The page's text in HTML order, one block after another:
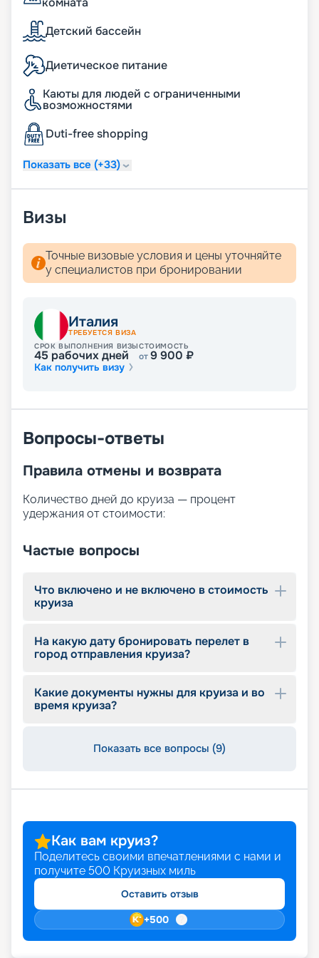
Детский бассейн
Диетическое питание
Каюты для людей с ограниченными
возможностями
Duti-free shopping
Показать все (+33)
Визы
Точные визовые условия и цены уточняйте
у специалистов при бронировании
Италия
ТРЕБУЕТСЯ ВИЗА
СРОК ВЫПОЛНЕНИЯ ВИЗЫ
45 рабочих дней
СТОИМОСТЬ
от9 900 ₽
Как получить визу
Вопросы-ответы
Правила отмены и возврата
Количество дней до круиза — процент
удержания от стоимости:
Частые вопросы
Что включено и не включено в стоимость
круиза
На какую дату бронировать перелет в
город отправления круиза?
Какие документы нужны для круиза и во
время круиза?
Показать все вопросы (9)
Как вам круиз?
Поделитесь своими впечатлениями с нами и
получите 500 Круизных миль
Оставить отзыв
+500